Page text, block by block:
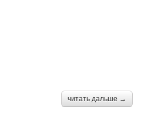
читать дальше →